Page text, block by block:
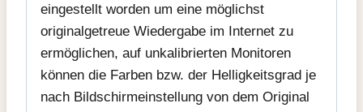
eingestellt worden um eine möglichst
originalgetreue Wiedergabe im Internet zu
ermöglichen, auf unkalibrierten Monitoren
können die Farben bzw. der Helligkeitsgrad je
nach Bildschirmeinstellung von dem Original